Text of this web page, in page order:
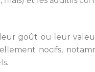
leur goût ou leur
nocifs,